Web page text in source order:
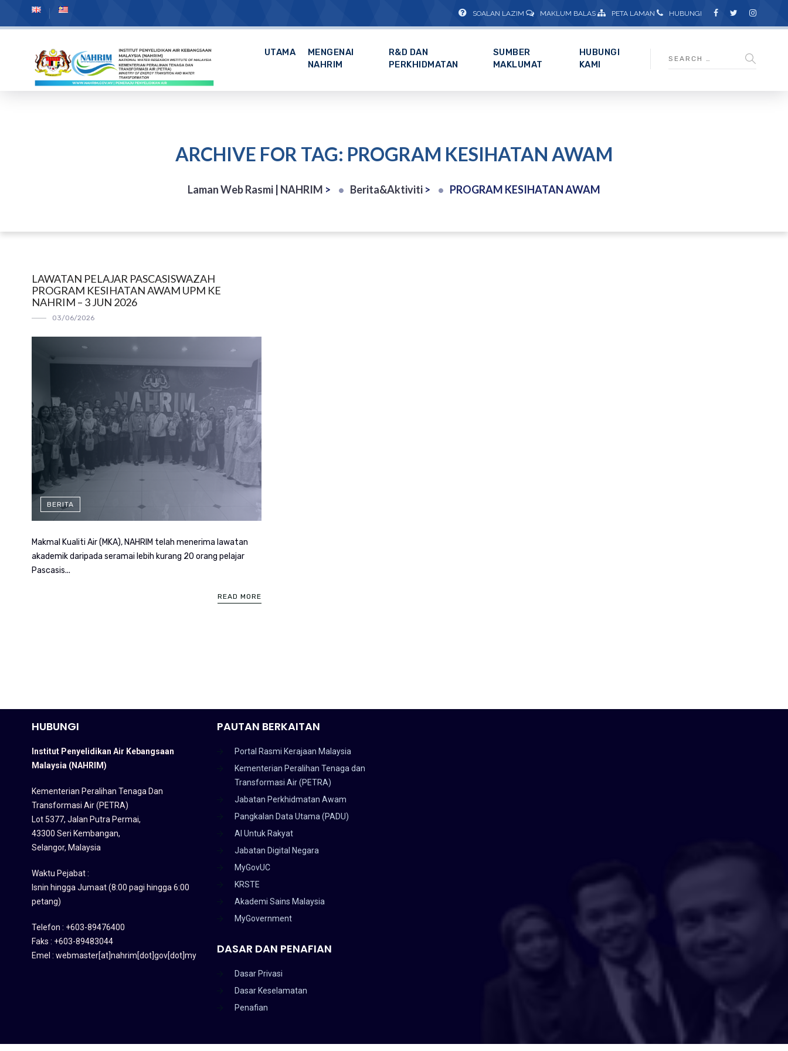
SOALAN LAZIM MAKLUM BALAS PETA LAMAN HUBUNGI
UTAMA
MENGENAI
NAHRIM
R&D DAN
PERKHIDMATAN
SUMBER
MAKLUMAT
HUBUNGI
KAMI
ARCHIVE FOR TAG: PROGRAM KESIHATAN AWAM
Laman Web Rasmi | NAHRIM > Berita&Aktiviti > PROGRAM KESIHATAN AWAM
LAWATAN PELAJAR PASCASISWAZAH
PROGRAM KESIHATAN AWAM UPM KE
NAHRIM – 3 JUN 2026
03/06/2026
BERITA
Makmal Kualiti Air (MKA), NAHRIM telah menerima lawatan
akademik daripada seramai lebih kurang 20 orang pelajar
Pascasis...
READ MORE
HUBUNGI
Institut Penyelidikan Air Kebangsaan
Malaysia (NAHRIM)
Kementerian Peralihan Tenaga Dan
Transformasi Air (PETRA)
Lot 5377, Jalan Putra Permai,
43300 Seri Kembangan,
Selangor, Malaysia
Waktu Pejabat :
Isnin hingga Jumaat (8:00 pagi hingga 6:00
petang)
Telefon : +603-89476400
Faks : +603-89483044
Emel : webmaster[at]nahrim[dot]gov[dot]my
PAUTAN BERKAITAN
Portal Rasmi Kerajaan Malaysia
Kementerian Peralihan Tenaga dan
Transformasi Air (PETRA)
Jabatan Perkhidmatan Awam
Pangkalan Data Utama (PADU)
AI Untuk Rakyat
Jabatan Digital Negara
MyGovUC
KRSTE
Akademi Sains Malaysia
MyGovernment
DASAR DAN PENAFIAN
Dasar Privasi
Dasar Keselamatan
Penafian